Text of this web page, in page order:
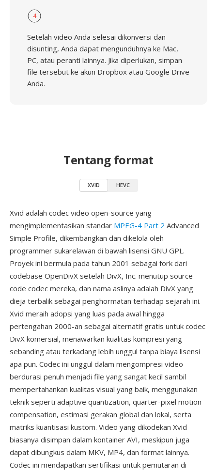
4
Setelah video Anda selesai dikonversi dan
disunting, Anda dapat mengunduhnya ke Mac,
PC, atau peranti lainnya. Jika diperlukan, simpan
file tersebut ke akun Dropbox atau Google Drive
Anda.
Tentang format
XVID HEVC
Xvid adalah codec video open-source yang
mengimplementasikan standar MPEG-4 Part 2 Advanced
Simple Profile, dikembangkan dan dikelola oleh
programmer sukarelawan di bawah lisensi GNU GPL.
Proyek ini bermula pada tahun 2001 sebagai fork dari
codebase OpenDivX setelah DivX, Inc. menutup source
code codec mereka, dan nama aslinya adalah DivX yang
dieja terbalik sebagai penghormatan terhadap sejarah ini.
Xvid meraih adopsi yang luas pada awal hingga
pertengahan 2000-an sebagai alternatif gratis untuk codec
DivX komersial, menawarkan kualitas kompresi yang
sebanding atau terkadang lebih unggul tanpa biaya lisensi
apa pun. Codec ini unggul dalam mengompresi video
berdurasi penuh menjadi file yang sangat kecil sambil
mempertahankan kualitas visual yang baik, menggunakan
teknik seperti adaptive quantization, quarter-pixel motion
compensation, estimasi gerakan global dan lokal, serta
matriks kuantisasi kustom. Video yang dikodekan Xvid
biasanya disimpan dalam kontainer AVI, meskipun juga
dapat dibungkus dalam MKV, MP4, dan format lainnya.
Codec ini mendapatkan sertifikasi untuk pemutaran di